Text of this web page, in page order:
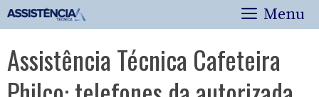
Pular
para
conteúdo
Menu
Assistência Técnica Cafeteira